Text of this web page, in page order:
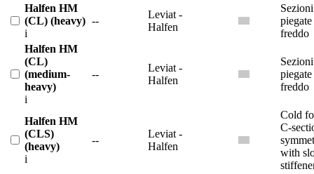
Halfen HM
(CL) (heavy)
i
--
Leviat -
Halfen
piegate
freddo
Halfen HM
(CL)
(medium-
heavy)
i
--
Leviat -
Halfen
piegate
freddo
Halfen HM
(CLS)
(heavy)
i
--
Leviat -
Halfen
Cold
C-
with